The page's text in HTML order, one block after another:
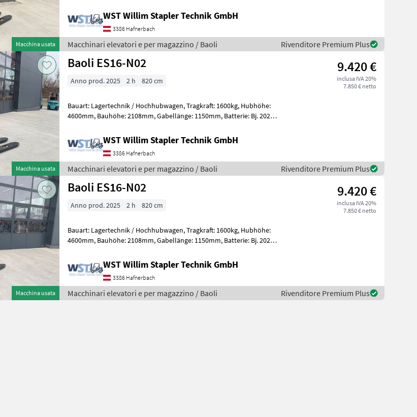
Macchina usata
WST Willim Stapler Technik GmbH
3386 Hafnerbach
Macchinari elevatori e per magazzino / Baoli Rivenditore Premium Plus
Macchina usata
Baoli ES16-N02 9.420 €
inclusa IVA 20%
7.850 € netto
Anno prod. 2025 2 h 820 cm
Bauart: Lagertechnik / Hochhubwagen, Tragkraft: 1600kg, Hubhöhe:
4600mm, Bauhöhe: 2108mm, Gabellänge: 1150mm, Batterie: Bj. 2025
WST Willim Stapler Technik GmbH
3386 Hafnerbach
Macchinari elevatori e per magazzino / Baoli Rivenditore Premium Plus
Macchina usata
Baoli ES16-N02 9.420 €
inclusa IVA 20%
7.850 € netto
Anno prod. 2025 2 h 820 cm
Bauart: Lagertechnik / Hochhubwagen, Tragkraft: 1600kg, Hubhöhe:
4600mm, Bauhöhe: 2108mm, Gabellänge: 1150mm, Batterie: Bj. 2025
WST Willim Stapler Technik GmbH
3386 Hafnerbach
Macchinari elevatori e per magazzino / Baoli Rivenditore Premium Plus